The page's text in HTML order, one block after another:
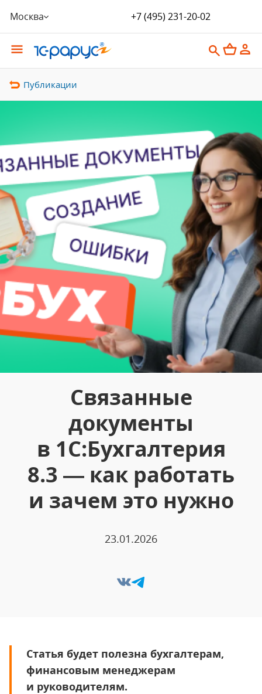
Москва +7 (495) 231-20-02
Публикации
Связанные
документы
в 1С:Бухгалтерия
8.3 — как работать
и зачем это нужно
23.01.2026
Статья будет полезна бухгалтерам,
финансовым менеджерам
и руководителям.